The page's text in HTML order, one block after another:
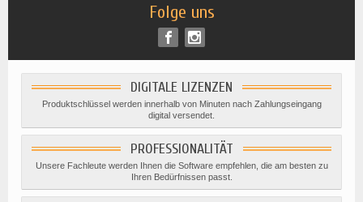
Folge uns
DIGITALE LIZENZEN
Produktschlüssel werden innerhalb von Minuten nach Zahlungseingang
digital versendet.
PROFESSIONALITÄT
Unsere Fachleute werden Ihnen die Software empfehlen, die am besten zu
Ihren Bedürfnissen passt.